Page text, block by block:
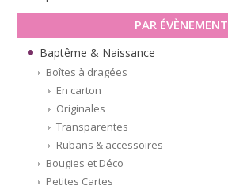
PAR ÉVÈNEMENT
Baptême & Naissance
Boîtes à dragées
En carton
Originales
Transparentes
Rubans & accessoires
Bougies et Déco
Petites Cartes